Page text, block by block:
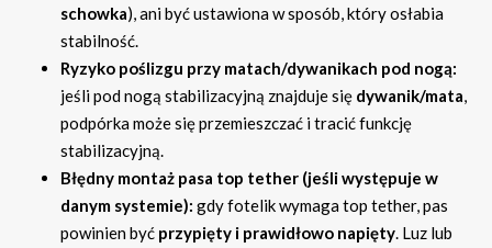
schowka), ani być ustawiona w sposób, który osłabia
stabilność.
Ryzyko poślizgu przy matach/dywanikach pod nogą:
jeśli pod nogą stabilizacyjną znajduje się dywanik/mata,
podpórka może się przemieszczać i tracić funkcję
stabilizacyjną.
Błędny montaż pasa top tether (jeśli występuje w
danym systemie): gdy fotelik wymaga top tether, pas
powinien być przypięty i prawidłowo napięty. Luz lub